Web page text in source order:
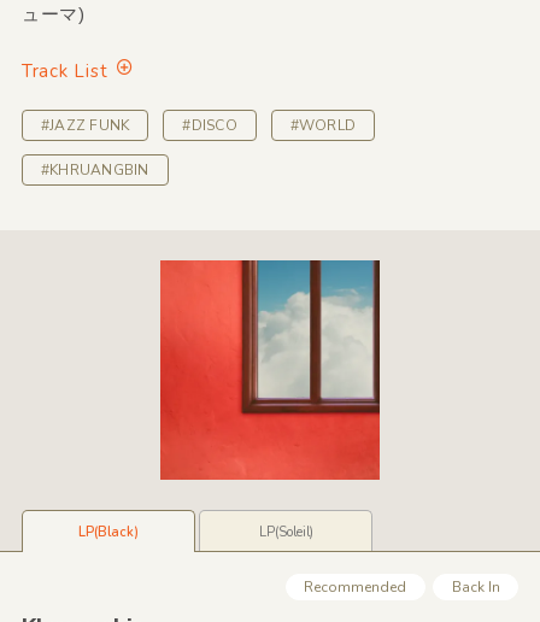
ューマ)
Track List
#JAZZ FUNK #DISCO #WORLD
#KHRUANGBIN
LP(Black) LP(Soleil)
Recommended Back In